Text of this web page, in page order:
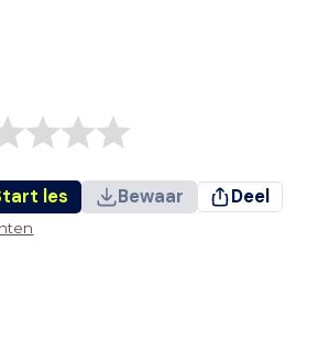
les Bewaar Deel